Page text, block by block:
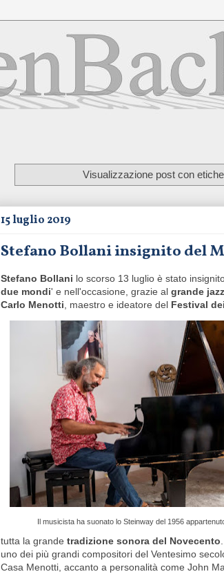
Visualizzazione post con
15 luglio 2019
Stefano Bollani insignito del
Stefano Bollani lo scorso 13 luglio è stato
due mondi' e nell'occasione, grazie al grande
Carlo Menotti, maestro e ideatore del Festival
Il musicista ha suonato lo Steinway del 1956
tutta la grande tradizione sonora del Novecento
uno dei più grandi compositori del Ventesimo
Casa Menotti, accanto a personalità come John